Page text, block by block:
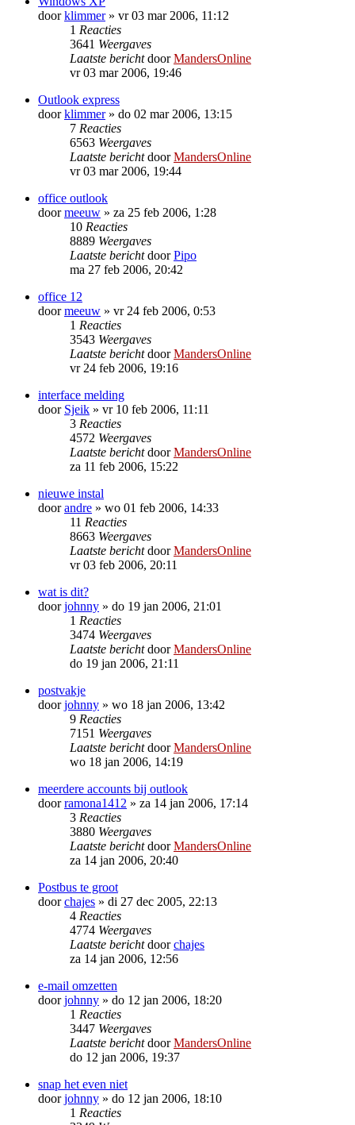
doorklimmer» vr 03 mar 2006, 11:12
1 Reacties
3641 Weergaves
Laatste berichtdoorMandersOnline
vr 03 mar 2006, 19:46
Outlook express
doorklimmer» do 02 mar 2006, 13:15
7 Reacties
6563 Weergaves
Laatste berichtdoorMandersOnline
vr 03 mar 2006, 19:44
office outlook
doormeeuw » za 25 feb 2006, 1:28
10 Reacties
8889 Weergaves
Laatste berichtdoorPipo
ma 27 feb 2006, 20:42
office 12
doormeeuw » vr 24 feb 2006, 0:53
1 Reacties
3543 Weergaves
Laatste berichtdoorMandersOnline
vr 24 feb 2006, 19:16
interface melding
door Sjeik » vr 10 feb 2006, 11:11
3 Reacties
4572 Weergaves
Laatste berichtdoorMandersOnline
za 11 feb 2006, 15:22
nieuwe instal
doorandre » wo 01 feb 2006, 14:33
11 Reacties
8663 Weergaves
Laatste berichtdoorMandersOnline
vr 03 feb 2006, 20:11
wat is dit?
doorjohnny » do 19 jan 2006, 21:01
1 Reacties
3474 Weergaves
Laatste berichtdoorMandersOnline
do 19 jan 2006, 21:11
postvakje
doorjohnny » wo 18 jan 2006, 13:42
9 Reacties
7151 Weergaves
Laatste berichtdoorMandersOnline
wo 18 jan 2006, 14:19
meerdere accounts bij outlook
doorramona1412 » za 14 jan 2006, 17:14
3 Reacties
3880 Weergaves
Laatste berichtdoorMandersOnline
za 14 jan 2006, 20:40
Postbus te groot
doorchajes » di 27 dec 2005, 22:13
4 Reacties
4774 Weergaves
Laatste berichtdoorchajes
za 14 jan 2006, 12:56
e-mail omzetten
doorjohnny » do 12 jan 2006, 18:20
1 Reacties
3447 Weergaves
Laatste berichtdoorMandersOnline
do 12 jan 2006, 19:37
snap het even niet
doorjohnny » do 12 jan 2006, 18:10
1 Reacties